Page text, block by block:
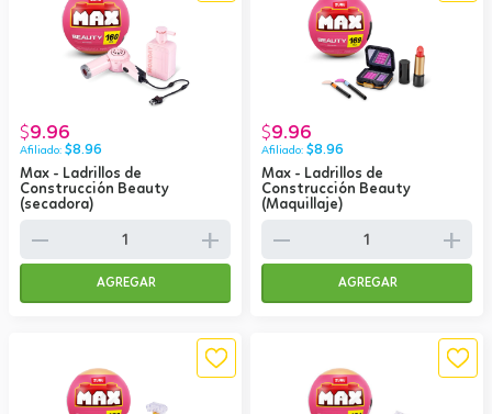
Max - Ladrillos de
Construcción Beauty
(secadora)
$9.96
$8.96
remove add
AGREGAR
Max - Ladrillos de
Construcción Beauty
(Maquillaje)
$9.96
$8.96
remove add
AGREGAR